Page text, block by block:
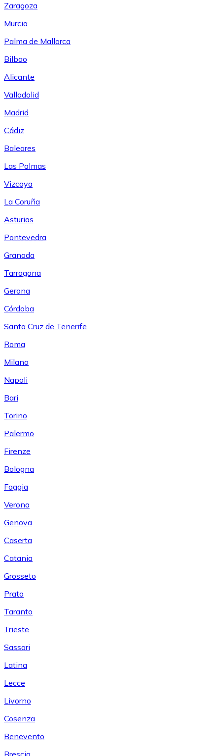
Zaragoza
Murcia
Palma de Mallorca
Bilbao
Alicante
Valladolid
Madrid
Cádiz
Baleares
Las Palmas
Vizcaya
La Coruña
Asturias
Pontevedra
Granada
Tarragona
Gerona
Córdoba
Santa Cruz de Tenerife
Roma
Milano
Napoli
Bari
Torino
Palermo
Firenze
Bologna
Foggia
Verona
Genova
Caserta
Catania
Grosseto
Prato
Taranto
Trieste
Sassari
Latina
Lecce
Livorno
Cosenza
Benevento